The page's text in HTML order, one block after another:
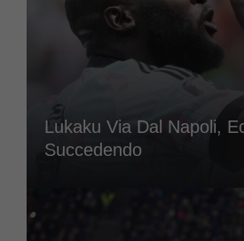
Lukaku Via Dal Napoli,
Succedendo